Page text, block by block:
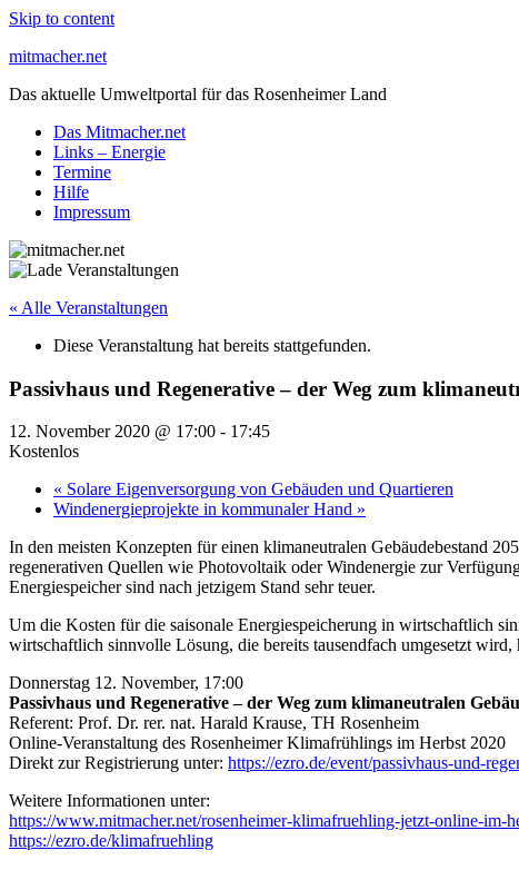
Skip to content
mitmacher.net
Das aktuelle Umweltportal für das Rosenheimer Land
Das Mitmacher.net
Links – Energie
Termine
Hilfe
Impressum
« Alle Veranstaltungen
Diese Veranstaltung hat bereits stattgefunden.
Passivhaus und Regenerative – der Weg zum
12. November 2020 @ 17:00 - 17:45
Kostenlos
« Solare Eigenversorgung von Gebäuden und Quartieren
Windenergieprojekte in kommunaler Hand »
In den meisten Konzepten für einen klimaneutralen Gebäudebestand
regenerativen Quellen wie Photovoltaik oder Windenergie zur
Energiespeicher sind nach jetzigem Stand sehr teuer.
Um die Kosten für die saisonale Energiespeicherung in wirtschaftlich
wirtschaftlich sinnvolle Lösung, die bereits tausendfach umgesetzt wird,
Donnerstag 12. November, 17:00
Passivhaus und Regenerative – der Weg zum klimaneutralen
Referent: Prof. Dr. rer. nat. Harald Krause, TH Rosenheim
Online-Veranstaltung des Rosenheimer Klimafrühlings im Herbst 2020
Direkt zur Registrierung unter: https://ezro.de/event/passivhaus-und-
Weitere Informationen unter:
https://www.mitmacher.net/rosenheimer-klimafruehling-jetzt-online-im-
https://ezro.de/klimafruehling